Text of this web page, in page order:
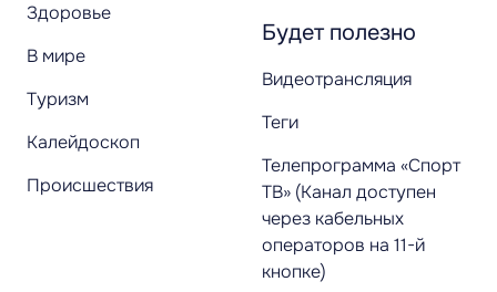
Здоровье
В мире
Туризм
Калейдоскоп
Происшествия
Будет полезно
Видеотрансляция
Теги
Телепрограмма «Спорт
ТВ» (Канал доступен
через кабельных
операторов на 11-й
кнопке)